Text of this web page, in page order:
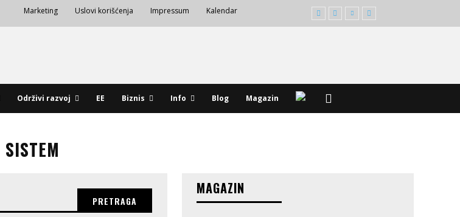
Marketing Uslovi korišćenja Impressum Kalendar
Održivi razvoj EE Biznis Info Blog Magazin
PRETRAGA
MAGAZIN